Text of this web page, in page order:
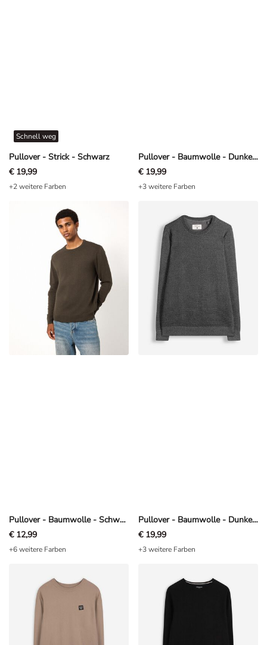
Pullover - Strick - Schwarz
Schnell weg
€ 19,99
+2 weitere Farben
Pullover - Baumwolle - Dunkelblau
€ 19,99
+3 weitere Farben
Pullover - Baumwolle - Schwarz
€ 12,99
+6 weitere Farben
Pullover - Baumwolle - Dunkelgrau
€ 19,99
+3 weitere Farben